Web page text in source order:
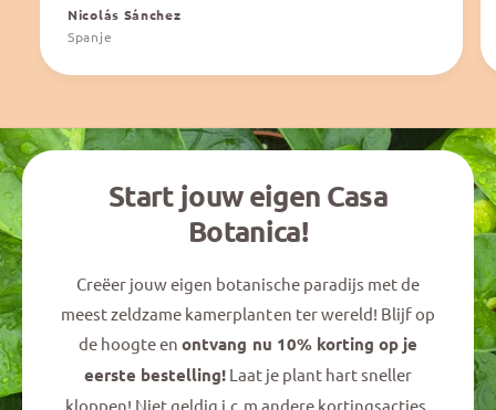
Nicolás Sánchez
Spanje
Start jouw eigen Casa
Botanica!
Creëer jouw eigen botanische paradijs met de
meest zeldzame kamerplanten ter wereld! Blijf op
de hoogte enontvang nu 10% korting op je
eerste bestelling!Laat je plant hart sneller
kloppen! Niet geldig i.c.m andere kortingsacties.